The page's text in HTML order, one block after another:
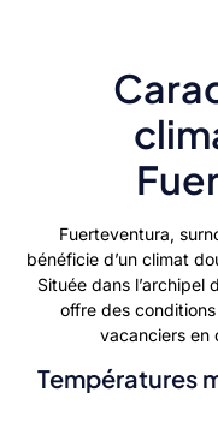
Fuerteventura,
bénéficie d’un climat
Située dans l’archipel
offre des
vacanciers en
Températures